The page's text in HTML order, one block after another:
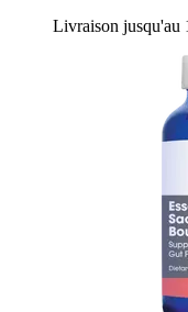
Livraison jusqu'au